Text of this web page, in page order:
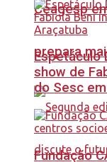
Ceagesp
prepara
Espetáculo
show de
do Sesc
Fundação